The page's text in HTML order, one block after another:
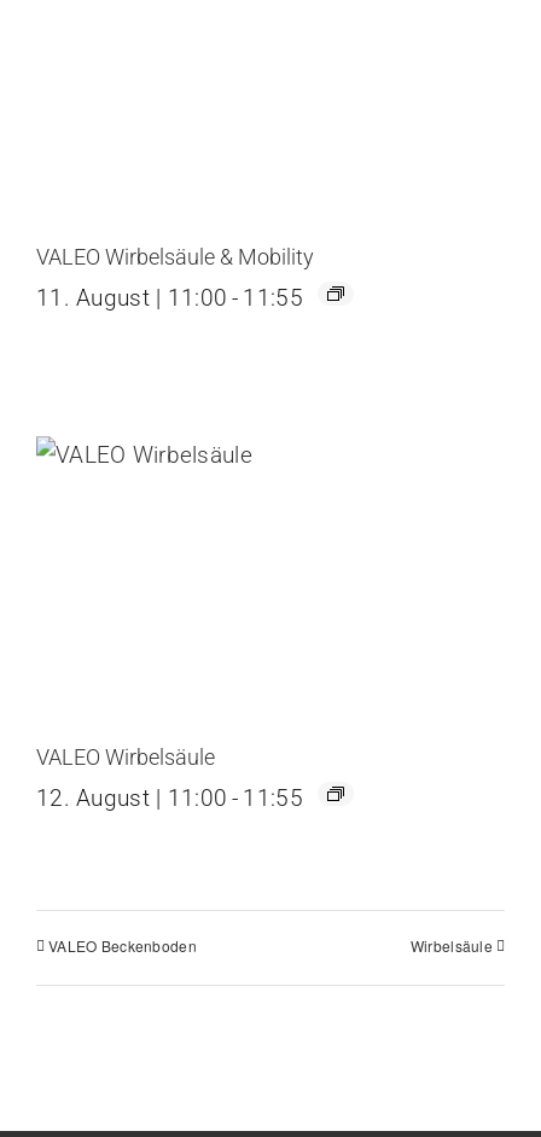
VALEO Wirbelsäule & Mobility
11. August | 11:00 - 11:55
VALEO Wirbelsäule
12. August | 11:00 - 11:55
VALEO Beckenboden Wirbelsäule